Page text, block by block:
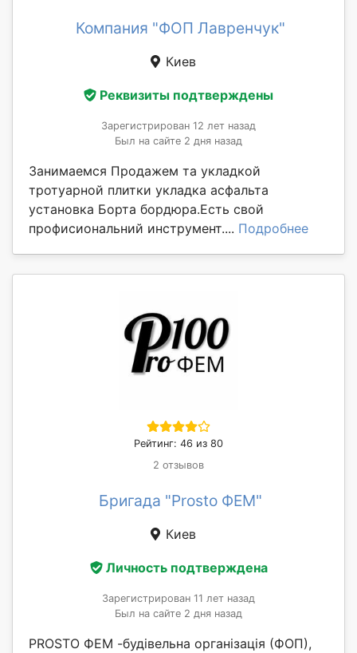
Компания "ФОП Лавренчук"
Киев
Реквизиты подтверждены
Зарегистрирован 12 лет назад
Был на сайте 2 дня назад
Занимаемся Продажем та укладкой
тротуарной плитки укладка асфальта
установка Борта бордюра.Есть свой
профисиональний инструмент.... Подробнее
Рейтинг: 46 из 80
2 отзывов
Бригада "Prosto ФЕМ"
Киев
Личность подтверждена
Зарегистрирован 11 лет назад
Был на сайте 2 дня назад
PROSTO ФЕМ -будівельна організація (ФОП),